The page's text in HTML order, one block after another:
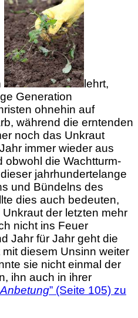
lehrt,
Generation
ohnehin auf
während die erntenden
noch das Unkraut
immer wieder aus
obwohl die Wachtturm-
jahrhundertelange
und Bündelns des
dies auch bedeuten,
der letzten mehr
nicht ins Feuer
Jahr für Jahr geht die
diesem Unsinn weiter
sie nicht einmal der
ihn auch in ihrer
” (Seite 105) zu